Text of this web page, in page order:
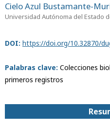
Cielo Azul Bustamante-
Universidad Autónoma del Estado
DOI: https://doi.org/10.32870/
Palabras clave: Colecciones
primeros registros